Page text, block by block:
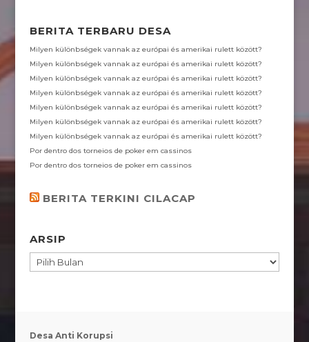
BERITA TERBARU DESA
Milyen különbségek vannak az európai és amerikai rulett között?
Milyen különbségek vannak az európai és amerikai rulett között?
Milyen különbségek vannak az európai és amerikai rulett között?
Milyen különbségek vannak az európai és amerikai rulett között?
Milyen különbségek vannak az európai és amerikai rulett között?
Milyen különbségek vannak az európai és amerikai rulett között?
Milyen különbségek vannak az európai és amerikai rulett között?
Por dentro dos torneios de poker em cassinos
Por dentro dos torneios de poker em cassinos
BERITA TERKINI CILACAP
ARSIP
ARSIP
Desa Anti Korupsi